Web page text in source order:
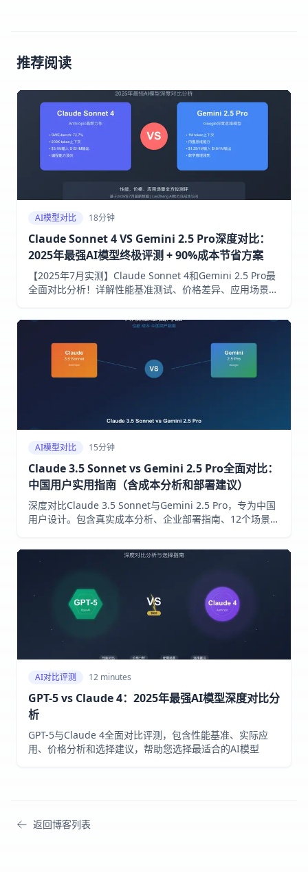
推荐阅读
AI模型对比 18分钟
Claude Sonnet 4 VS Gemini 2.5 Pro深度对比：
2025年最强AI模型终极评测 + 90%成本节省方案
【2025年7月实测】Claude Sonnet 4和Gemini 2.5 Pro最
全面对比分析！详解性能基准测试、价格差异、应用场景。
AI模型对比 15分钟
Claude 3.5 Sonnet vs Gemini 2.5 Pro全面对比：
中国用户实用指南（含成本分析和部署建议）
深度对比Claude 3.5 Sonnet与Gemini 2.5 Pro，专为中国
用户设计。包含真实成本分析、企业部署指南、12个场景实
AI对比评测 12 minutes
GPT-5 vs Claude 4：2025年最强AI模型深度对比分
析
GPT-5与Claude 4全面对比评测，包含性能基准、实际应
用、价格分析和选择建议，帮助您选择最适合的AI模型
返回博客列表